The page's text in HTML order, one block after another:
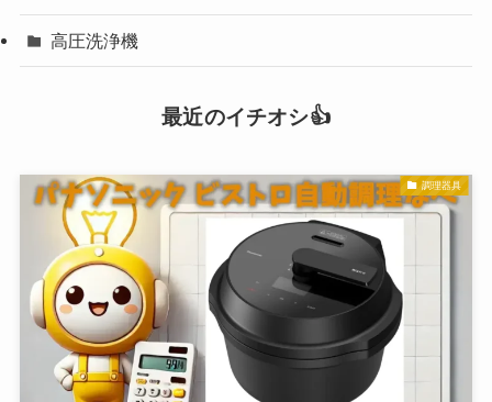
高圧洗浄機
最近のイチオシ👍
調理器具